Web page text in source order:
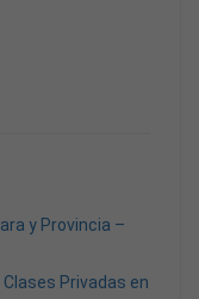
y Provincia –
Privadas en